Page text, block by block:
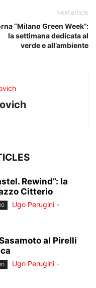
Next article
“Milano Green Week”:
la settimana dedicata al
verde e all’ambiente
Rewind”: la
Citterio
Ugo Perugini -
al Pirelli
Ugo Perugini -